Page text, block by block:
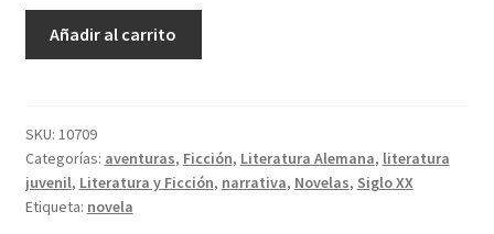
May,
Karl
cantidad
Añadir al carrito
SKU: 10709
Categorías: aventuras, Ficción, Literatura Alemana, literatura
juvenil, Literatura y Ficción, narrativa, Novelas, Siglo XX
Etiqueta: novela